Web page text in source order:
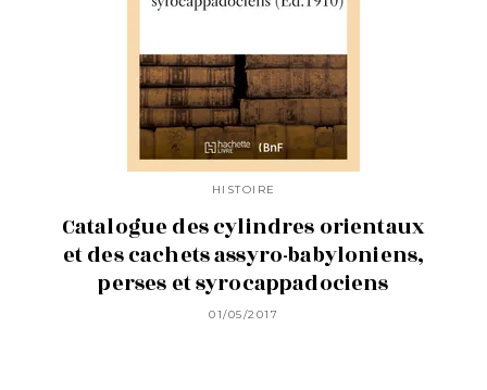
HISTOIRE
Catalogue des cylindres orientaux
et des cachets assyro-babyloniens,
perses et syrocappadociens
01/05/2017